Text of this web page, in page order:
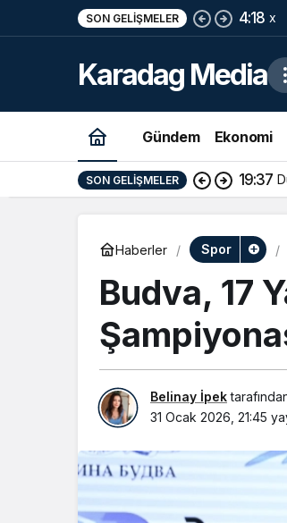
SON GELIŞMELER 4:18 x
Karadag Media
Gündem Ekonomi
SON GELIŞMELER 19:37
Haberler Spor
Budva, 17
Belinay İpek
31 Ocak 2026, 21:45